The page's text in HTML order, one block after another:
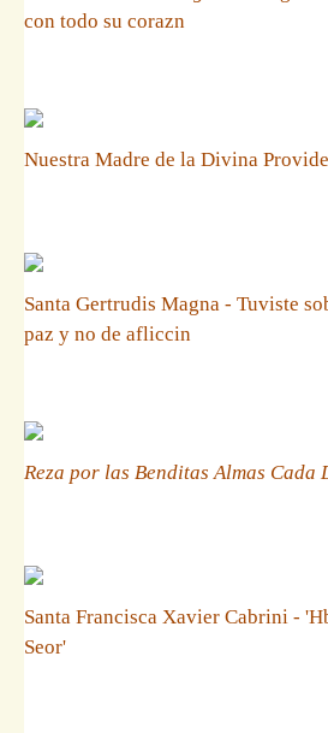
con todo su corazn
Nuestra Madre de la Divina
Santa Gertrudis Magna - Tuviste
paz y no de afliccin
Reza por las Benditas Almas Cada
Santa Francisca Xavier Cabrini -
Seor'